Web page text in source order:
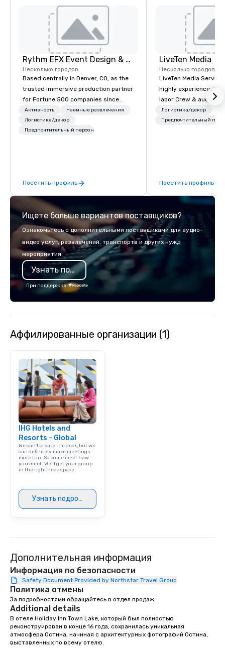
Rythm EFX Event Design & Fabrication
Несколько городов
Based centrally in Denver, CO, as the
trusted immersive production partner
for Fortune 500 companies since
2012. We deliver stunning premium AV
and in-house custom scenic
fabrication nationwide, so your event
back because we make production
effortless, making planners look
brilliant with stunning events their
leadership loves.
Активность
Наемные развлечения
Логистика/декор
Предпочтительный персонал
Посетить профиль
LiveTen Media
Несколько городов
LiveTen Media
highly experienced
labor Crew &
Team Members
industry
Логистика/декор
Предпочтительный
Посетить профиль
Ищете больше вариантов поставщиков?
Ознакомьтесь с дополнительными поставщиками для аудио-
видео услуг, развлечений, транспорта и других нужд
мероприятия.
Узнать подробнее
При поддержке
Аффилированные организации (1)
IHG Hotels and
Resorts - Global
We can't create the deck, but we
can definitely make meetings
more fun. So come meet how
you meet. We'll get your group
in the right headspace.
Узнать подробнее
Дополнительная информация
Информация по безопасности
Safety Document Provided by Northstar Travel Group
Политика отмены
За подробностями обращайтесь в отдел продаж.
Additional details
В отеле Holiday Inn Town Lake, который был полностью
реконструирован в конце 16 года, сохранилась уникальная
атмосфера Остина, начиная с архитектурных фотографий Остина,
выставленных по всему отелю.